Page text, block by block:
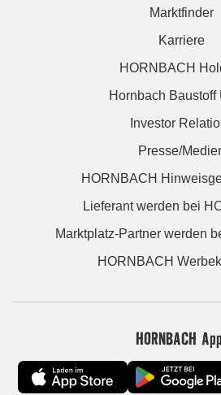
Marktfinder
Karriere
HORNBACH
Hornbach Baustoff
Investor
Presse/
HORNBACH
Lieferant werden bei
Marktplatz-Partner werden
HORNBACH
HORNBACH